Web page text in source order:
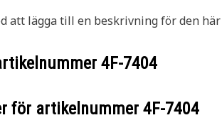
att lägga till en beskrivning för den
4F-7404
för artikelnummer 4F-7404